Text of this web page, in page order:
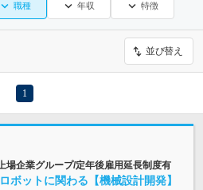
職種 年収 特徴
並び替え
1
場企業グループ/定年後雇用延長制度有
ボットに関わる【機械設計開発】